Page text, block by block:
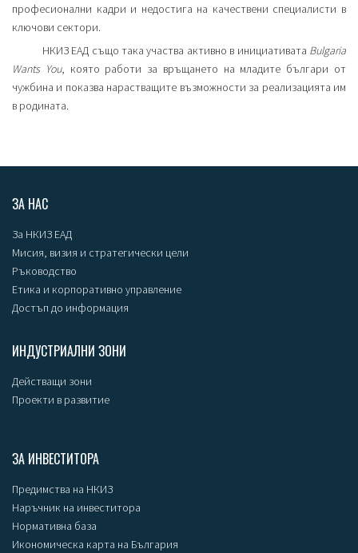
професионални кадри и недостига на качествени специалисти в
ключови сектори.
НКИЗ ЕАД също така участва активно в инициативата Bulgaria
Wants You, която работи за връщането на младите българи от
чужбина и показва нарастващите възможности за реализацията им
в родината.
ЗА НАС
За НКИЗ ЕАД
Мисия, визия и стратегически цели
Ръководство
Етика и корпоративно управление
Достъп до информация
ИНДУСТРИАЛНИ ЗОНИ
Действащи зони
Проекти в развитие
ЗА ИНВЕСТИТОРА
Предимства на НКИЗ
Наръчник на инвеститора
Нормативна база
Икономическа карта на България